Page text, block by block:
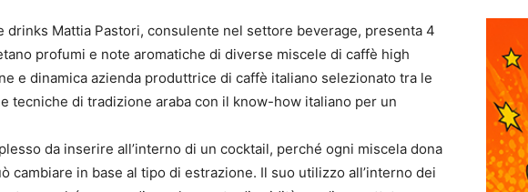
drinks Mattia Pastori, consulente nel settore beverage, presenta 4
profumi e note aromatiche di diverse miscele di caffè high
e dinamica azienda produttrice di caffè italiano selezionato tra le
tecniche di tradizione araba con il know-how italiano per un
da inserire all’interno di un cocktail, perché ogni miscela dona
cambiare in base al tipo di estrazione. Il suo utilizzo all’interno dei